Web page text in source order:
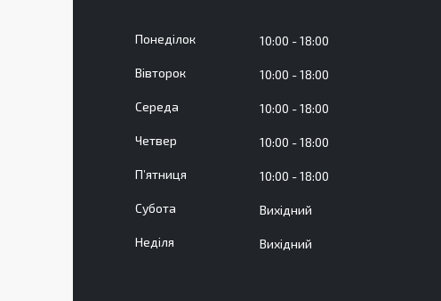
Понеділок 10:00 18:00
Вівторок 10:00 18:00
Середа 10:00 18:00
Четвер 10:00 18:00
Пʼятниця 10:00 18:00
Субота Вихідний
Неділя Вихідний